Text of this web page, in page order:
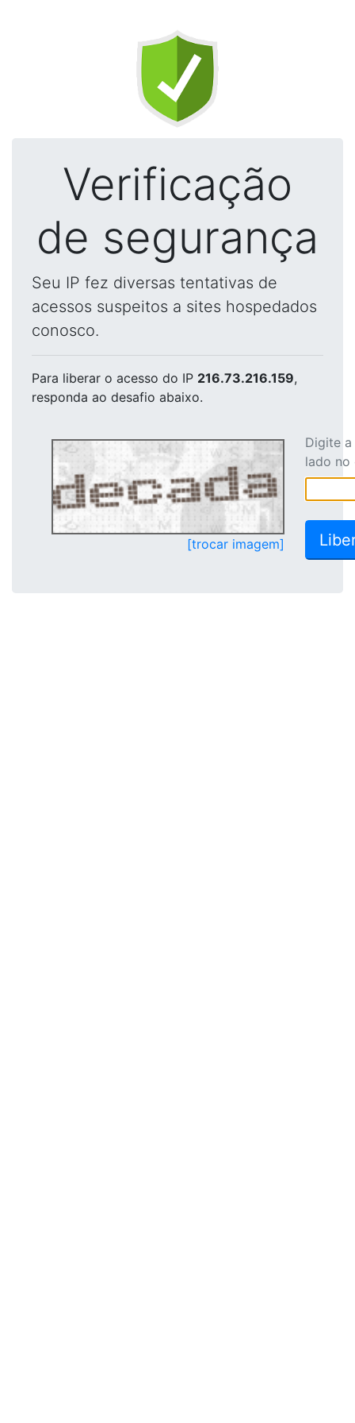
Verificação
de segurança
Seu IP fez diversas tentativas de
acessos suspeitos a sites hospedados
conosco.
Para liberar o acesso do IP 216.73.216.159,
responda ao desafio abaixo.
[trocar imagem]
Digite
lado no